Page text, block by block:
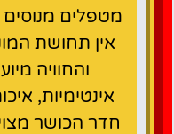
מטפלים מנוסים
אין תחושת
והחוויה
אינטימיות,
חדר הכושר